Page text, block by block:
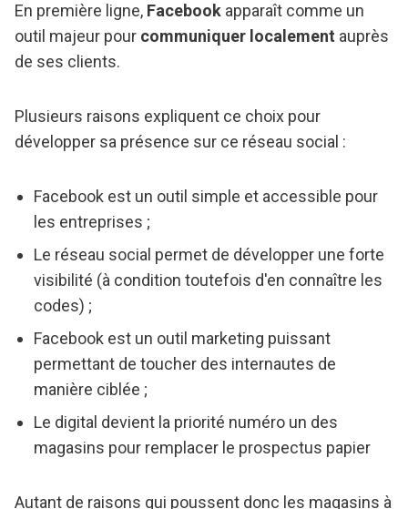
En première ligne, Facebook apparaît comme un
outil majeur pour communiquer localement auprès
de ses clients.
Plusieurs raisons expliquent ce choix pour
développer sa présence sur ce réseau social :
Facebook est un outil simple et accessible pour
les entreprises ;
Le réseau social permet de développer une forte
visibilité (à condition toutefois d'en connaître les
codes) ;
Facebook est un outil marketing puissant
permettant de toucher des internautes de
manière ciblée ;
Le digital devient la priorité numéro un des
magasins pour remplacer le prospectus papier
Autant de raisons qui poussent donc les magasins à